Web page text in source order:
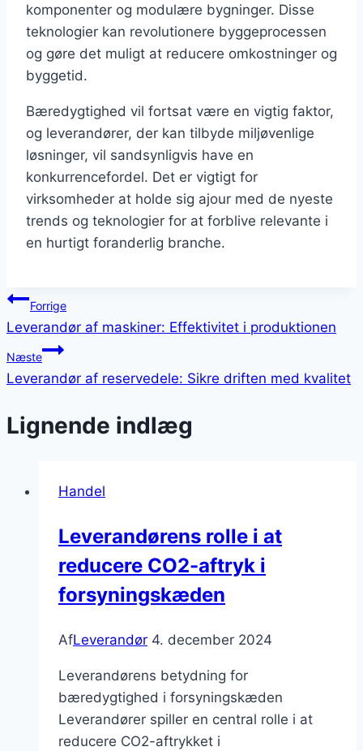
komponenter og modulære bygninger. Disse
teknologier kan revolutionere byggeprocessen
og gøre det muligt at reducere omkostninger og
byggetid.
Bæredygtighed vil fortsat være en vigtig faktor,
og leverandører, der kan tilbyde miljøvenlige
løsninger, vil sandsynligvis have en
konkurrencefordel. Det er vigtigt for
virksomheder at holde sig ajour med de nyeste
trends og teknologier for at forblive relevante i
en hurtigt foranderlig branche.
Indlægsnavigation
Forrige
Leverandør af maskiner: Effektivitet i produktionen
Næste
Leverandør af reservedele: Sikre driften med kvalitet
Lignende indlæg
Handel
Leverandørens rolle i at
reducere CO2-aftryk i
forsyningskæden
AfLeverandør 4. december 2024
Leverandørens betydning for
bæredygtighed i forsyningskæden
Leverandører spiller en central rolle i at
reducere CO2-aftrykket i